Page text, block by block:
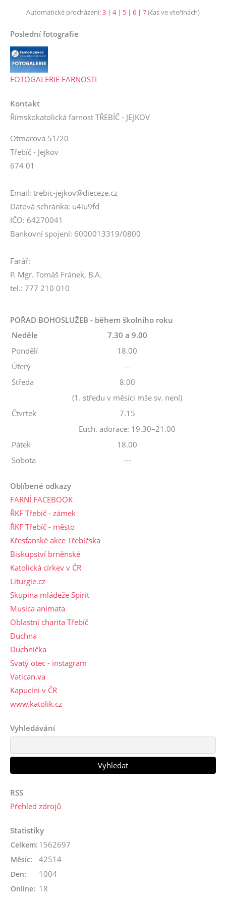
Automatické procházení:3 | 4| 5 | 6 | 7(čas ve vteřinách)
Poslední fotografie
FOTOGALERIE FARNOSTI
Kontakt
Římskokatolická farnost TŘEBÍČ - JEJKOV
Otmarova 51/20
Třebíč - Jejkov
674 01
Email: trebic-jejkov@dieceze.cz
Datová schránka: u4iu9fd
IČO: 64270041
Bankovní spojení: 6000013319/0800
Farář:
P. Mgr. Tomáš Fránek, B.A.
tel.: 777 210 010
POŘAD BOHOSLUŽEB - během školního roku
Neděle
7.30 a 9.00
Pondělí
18.00
Úterý
---
Středa
8.00
(1. středu v měsíci mše sv. není)
Čtvrtek
7.15
Euch. adorace: 19.30–21.00
Pátek
18.00
Sobota
---
Oblíbené odkazy
FARNÍ FACEBOOK
ŘKF Třebíč - zámek
ŘKF Třebíč - město
Křesťanské akce Třebíčska
Biskupství brněnské
Katolická církev v ČR
Liturgie.cz
Skupina mládeže Spirit
Musica animata
Oblastní charita Třebíč
Duchna
Duchnička
Svatý otec - instagram
Vatican.va
Kapucíni v ČR
www.katolik.cz
Vyhledávání
RSS
Přehled zdrojů
Statistiky
Online: 18
Celkem: 1562697
Měsíc: 42514
Den: 1004